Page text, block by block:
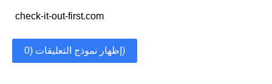
check-it-out-first.com
إظهار نموذج التعليقات (0)